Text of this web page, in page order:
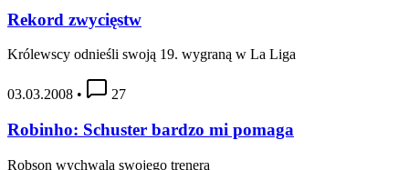
Rekord zwycięstw
Królewscy odnieśli swoją 19. wygraną w La Liga
03.03.2008 • 27
Robinho: Schuster bardzo mi pomaga
Robson wychwala swojego trenera